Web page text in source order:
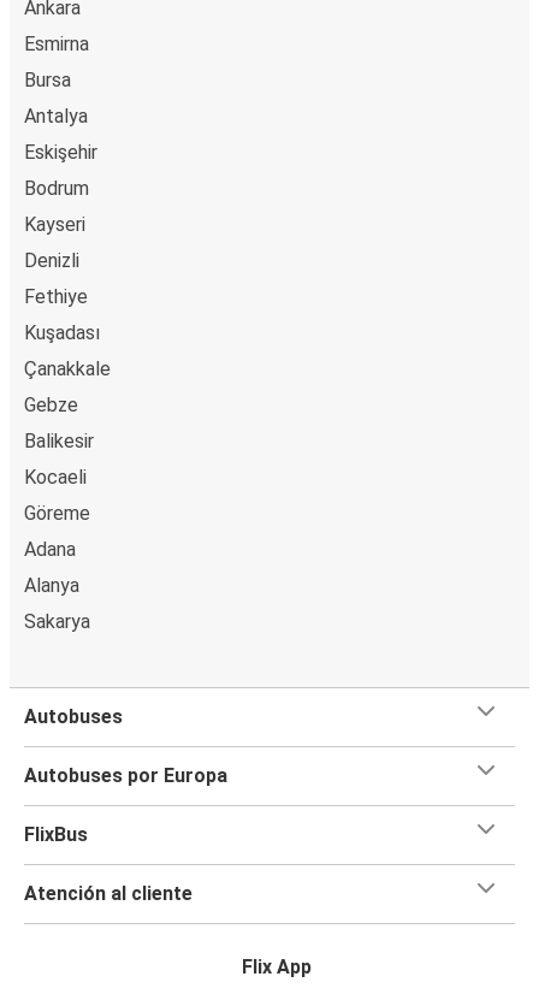
Ankara
Esmirna
Bursa
Antalya
Eskişehir
Bodrum
Kayseri
Denizli
Fethiye
Kuşadası
Çanakkale
Gebze
Balikesir
Kocaeli
Göreme
Adana
Alanya
Sakarya
Autobuses
Autobuses por Europa
FlixBus
Atención al cliente
Flix App